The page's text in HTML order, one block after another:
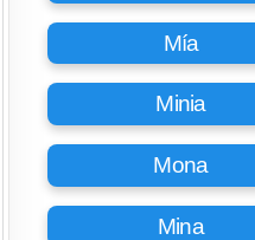
Mía
Minia
Mona
Mina